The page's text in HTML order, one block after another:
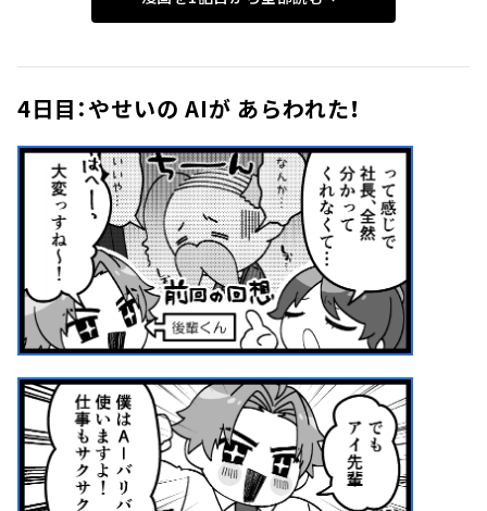
4日目：やせいの AIが あらわれた！